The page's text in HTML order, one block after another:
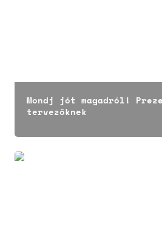
Mondj jót magadról!
tervezőknek
Nézőpontok + Balogh Andrea